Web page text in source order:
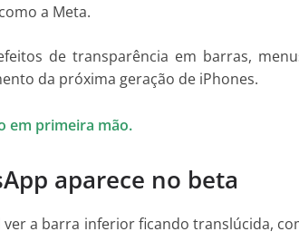
a Meta.
de transparência em barras,
da próxima geração de iPhones.
em primeira mão.
aparece no beta
a barra inferior ficando translúcida,